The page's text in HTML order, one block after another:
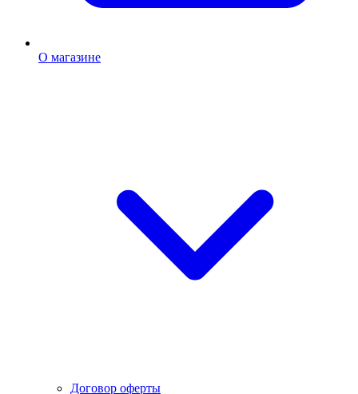
О магазине
Договор оферты